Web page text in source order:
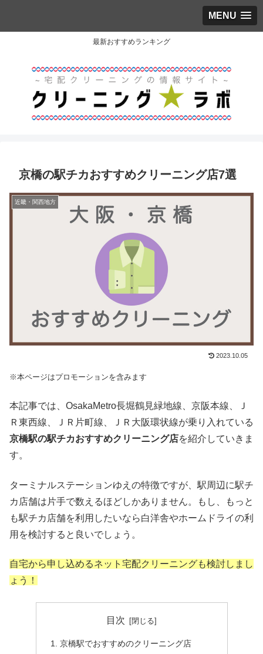
MENU
最新おすすめランキング
京橋の駅チカおすすめクリーニング店7選
近畿・関西地方
2023.10.05
※本ページはプロモーションを含みます
本記事では、OsakaMetro長堀鶴見緑地線、京阪本線、Ｊ
Ｒ東西線、ＪＲ片町線、ＪＲ大阪環状線が乗り入れている
京橋駅の駅チカおすすめクリーニング店を紹介していきま
す。
ターミナルステーションゆえの特徴ですが、駅周辺に駅チ
カ店舗は片手で数えるほどしかありません。もし、もっと
も駅チカ店舗を利用したいなら白洋舎やホームドライの利
用を検討すると良いでしょう。
自宅から申し込めるネット宅配クリーニングも検討しまし
ょう！
目次
京橋駅でおすすめのクリーニング店